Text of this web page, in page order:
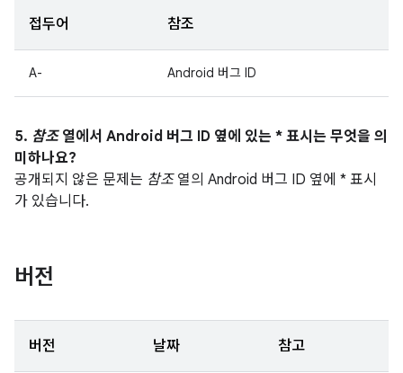
접두어 참조
A- Android 버그 ID
5. 참조열에서 Android 버그 ID 옆에 있는 * 표시는 무엇을 의
미하나요?
공개되지 않은 문제는 참조열의 Android 버그 ID 옆에 * 표시
가 있습니다.
버전
버전 날짜 참고